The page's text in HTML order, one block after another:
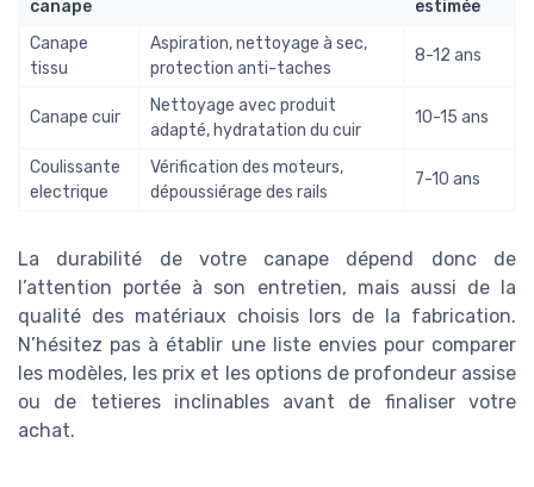
canape
estimée
Canape
tissu
Aspiration, nettoyage à sec,
protection anti-taches
8-12 ans
Canape cuir
Nettoyage avec produit
adapté, hydratation du cuir
10-15 ans
Coulissante
electrique
Vérification des moteurs,
dépoussiérage des rails
7-10 ans
La durabilité de votre canape dépend donc de
l’attention portée à son entretien, mais aussi de la
qualité des matériaux choisis lors de la fabrication.
N’hésitez pas à établir une liste envies pour comparer
les modèles, les prix et les options de profondeur assise
ou de tetieres inclinables avant de finaliser votre
achat.